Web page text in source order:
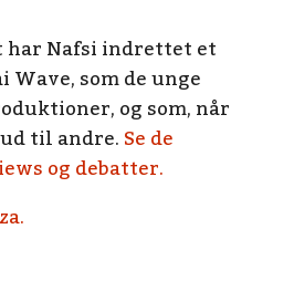
har Nafsi indrettet et
som de unge
og som, når
til andre.Se de
og debatter.